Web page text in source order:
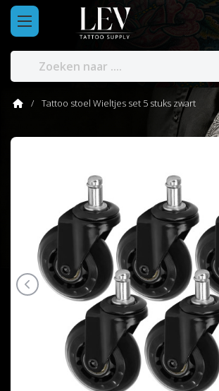
Tattoo stoel Wieltjes set 5 stuks zwart